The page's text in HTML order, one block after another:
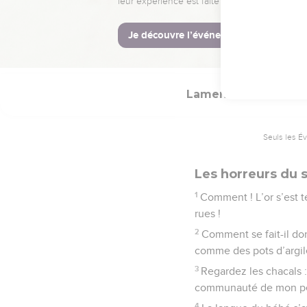
66 Tu les harcèleras
Lamentations
Seuls les
Les horreurs du
1 Comment ! L’or s’est
rues !
2 Comment se fait-il
comme des pots
3 Regardez les
communauté de mon
4